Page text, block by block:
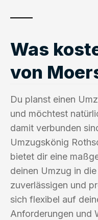
Was
von
Du planst einen
und möchtest
damit verbunden
Umzugskönig
bietet dir eine
deinen Umzug in die
zuverlässigen und
sich flexibel auf
Anforderungen und